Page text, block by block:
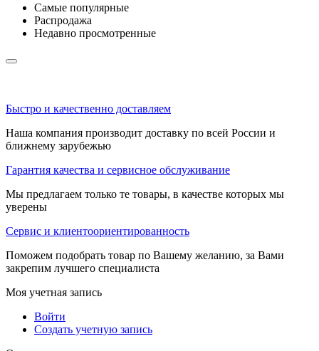
Самые популярные
Распродажа
Недавно просмотренные
Быстро и качественно доставляем
Наша компания производит доставку по всей России и
ближнему зарубежью
Гарантия качества и сервисное обслуживание
Мы предлагаем только те товары, в качестве которых мы
уверены
Сервис и клиентоориентированность
Поможем подобрать товар по Вашему желанию, за Вами
закрепим лучшего специалиста
Моя учетная запись
Войти
Создать учетную запись